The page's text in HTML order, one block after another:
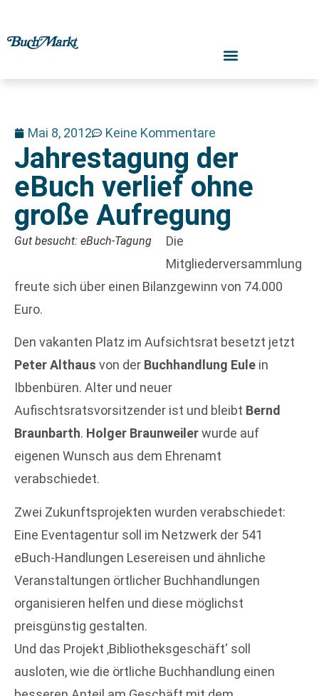
Mai 8, 2012 Keine Kommentare
Jahrestagung der
eBuch verlief ohne
große Aufregung
Gut besucht: eBuch-Tagung
Die
Mitgliederversammlung
freute sich über einen Bilanzgewinn von 74.000
Euro.
Den vakanten Platz im Aufsichtsrat besetzt jetzt
Peter Althaus von der Buchhandlung Eule in
Ibbenbüren. Alter und neuer
Aufischtsratsvorsitzender ist und bleibt Bernd
Braunbarth. Holger Braunweilerwurde auf
eigenen Wunsch aus dem Ehrenamt
verabschiedet.
Zwei Zukunftsprojekten wurden verabschiedet:
Eine Eventagentur soll im Netzwerk der 541
eBuch-Handlungen Lesereisen und ähnliche
Veranstaltungen örtlicher Buchhandlungen
organisieren helfen und diese möglichst
preisgünstig gestalten.
Und das Projekt ‚Bibliotheksgeschäft‘ soll
ausloten, wie die örtliche Buchhandlung einen